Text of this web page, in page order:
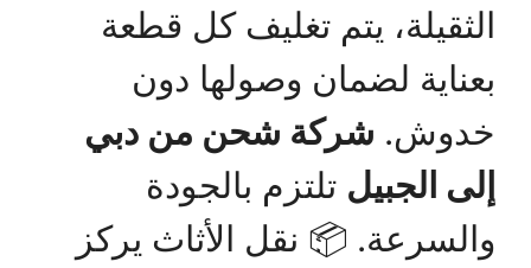
الثقيلة، يتم تغليف كل قطعة
بعناية لضمان وصولها دون
خدوش. شركة شحن من دبي
إلى الجبيل تلتزم بالجودة
والسرعة. 📦 نقل الأثاث يركز